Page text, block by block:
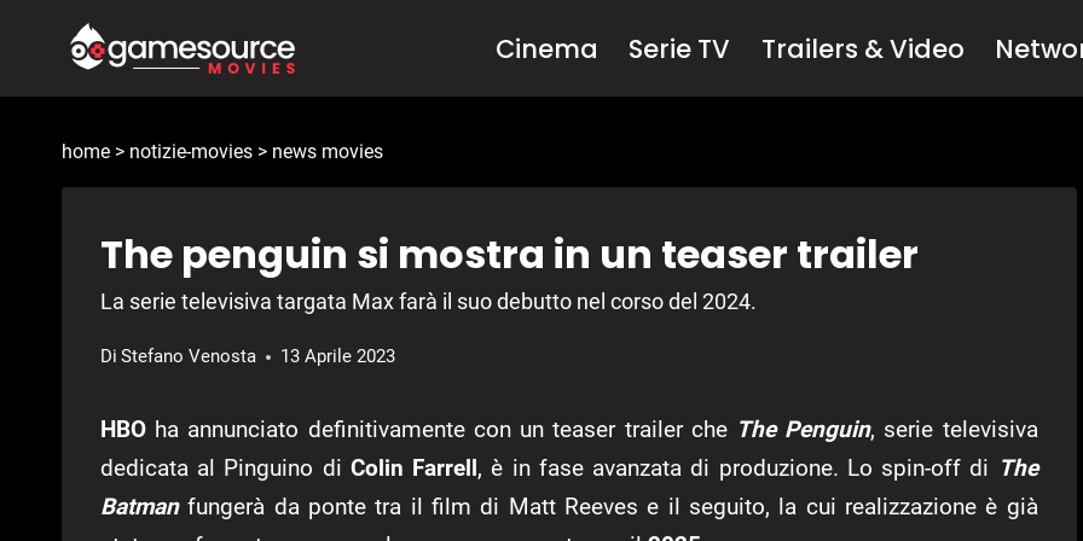
contenuto
Cinema Serie TV Trailers & Video
home > notizie-movies > news movies
The penguin si mostra in un teaser trailer
La serie televisiva targata Max farà il suo debutto nel corso del 2024.
Di Stefano Venosta 13 Aprile 2023
HBO ha annunciato definitivamente con un teaser trailer che The Penguin, serie televisiva
dedicata al Pinguino di Colin Farrell, è in fase avanzata di produzione. Lo spin-off di The
Batmanfungerà da ponte tra il film di Matt Reeves e il seguito, la cui realizzazione è già